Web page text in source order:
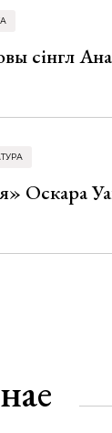
сінгл
Оскара